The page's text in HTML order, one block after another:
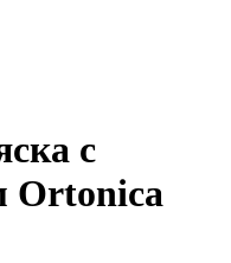
с
Ortonica